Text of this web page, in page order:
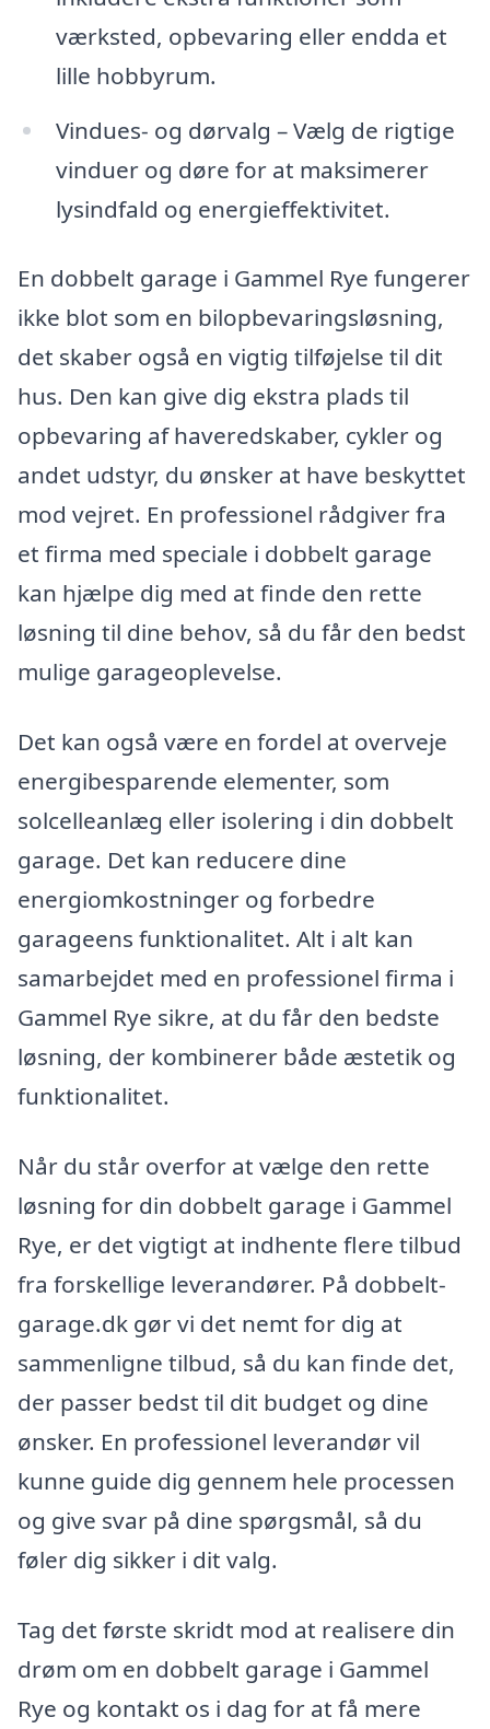
værksted, opbevaring eller endda et
lille hobbyrum.
Vindues- og dørvalg – Vælg de rigtige
vinduer og døre for at maksimerer
lysindfald og energieffektivitet.
En dobbelt garage i Gammel Rye fungerer
ikke blot som en bilopbevaringsløsning,
det skaber også en vigtig tilføjelse til dit
hus. Den kan give dig ekstra plads til
opbevaring af haveredskaber, cykler og
andet udstyr, du ønsker at have beskyttet
mod vejret. En professionel rådgiver fra
et firma med speciale i dobbelt garage
kan hjælpe dig med at finde den rette
løsning til dine behov, så du får den bedst
mulige garageoplevelse.
Det kan også være en fordel at overveje
energibesparende elementer, som
solcelleanlæg eller isolering i din dobbelt
garage. Det kan reducere dine
energiomkostninger og forbedre
garageens funktionalitet. Alt i alt kan
samarbejdet med en professionel firma i
Gammel Rye sikre, at du får den bedste
løsning, der kombinerer både æstetik og
funktionalitet.
Når du står overfor at vælge den rette
løsning for din dobbelt garage i Gammel
Rye, er det vigtigt at indhente flere tilbud
fra forskellige leverandører. På dobbelt-
garage.dk gør vi det nemt for dig at
sammenligne tilbud, så du kan finde det,
der passer bedst til dit budget og dine
ønsker. En professionel leverandør vil
kunne guide dig gennem hele processen
og give svar på dine spørgsmål, så du
føler dig sikker i dit valg.
Tag det første skridt mod at realisere din
drøm om en dobbelt garage i Gammel
Rye og kontakt os i dag for at få mere